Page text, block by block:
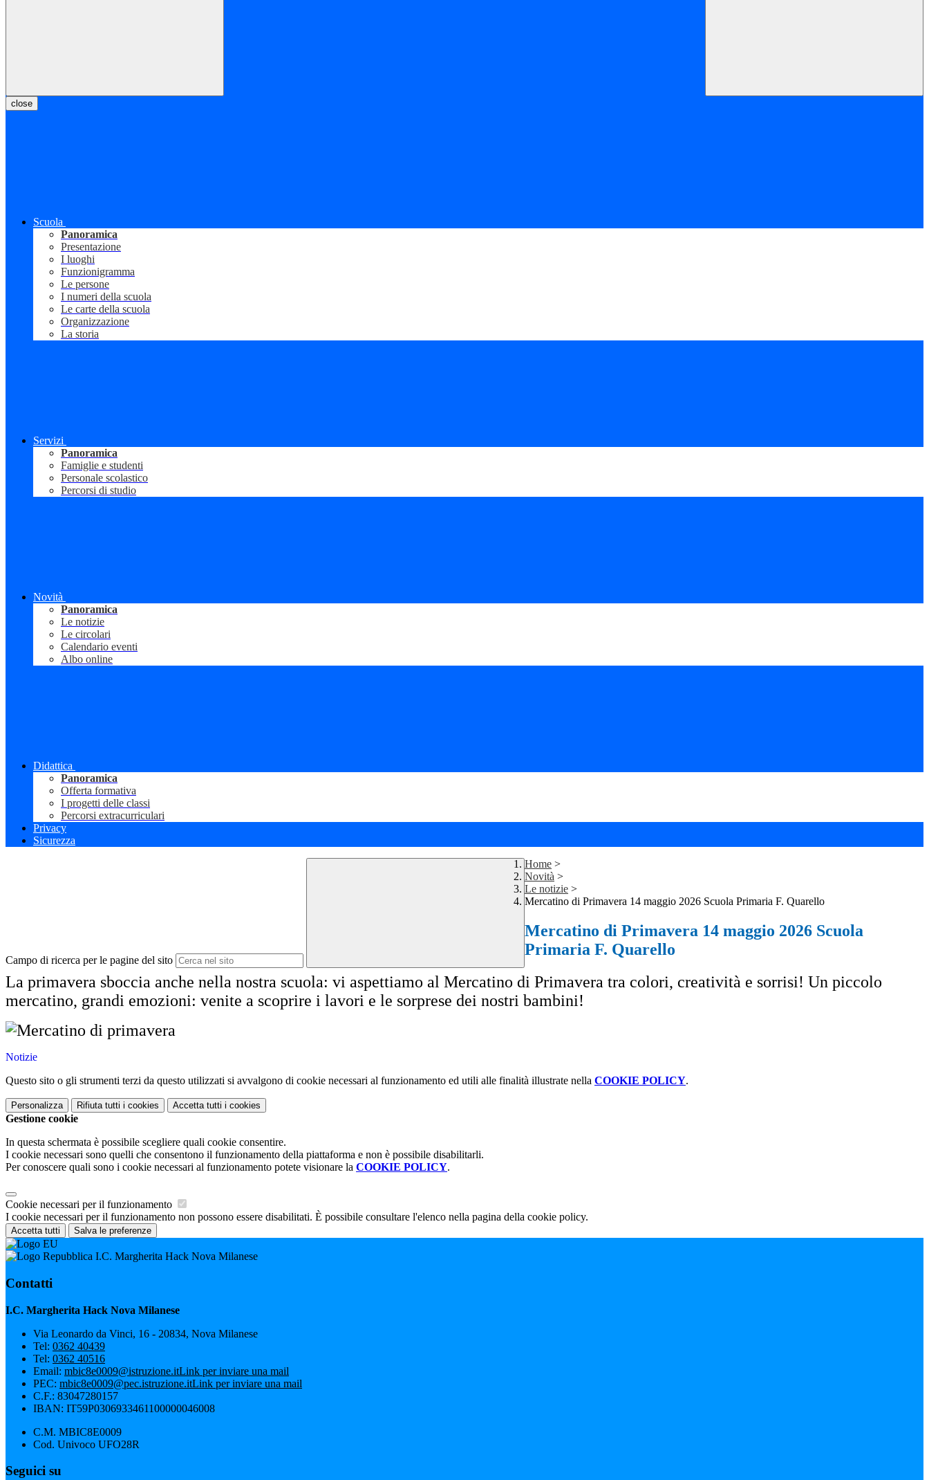
close
Scuola
Panoramica
Presentazione
I luoghi
Funzionigramma
Le persone
I numeri della scuola
Le carte della scuola
Organizzazione
La storia
Servizi
Panoramica
Famiglie e studenti
Personale scolastico
Percorsi di studio
Novità
Panoramica
Le notizie
Le circolari
Calendario eventi
Albo online
Didattica
Panoramica
Offerta formativa
I progetti delle classi
Percorsi extracurriculari
Privacy
Sicurezza
Campo di ricerca per le pagine del sito
Home >
Novità >
Le notizie >
Mercatino di Primavera 14 maggio 2026 Scuola Primaria F. Quarello
Mercatino di Primavera 14 maggio 2026 Scuola
Primaria F. Quarello
La primavera sboccia anche nella nostra scuola: vi aspettiamo al Mercatino di Primavera tra colori, creatività e sorrisi! Un piccolo
mercatino, grandi emozioni: venite a scoprire i lavori e le sorprese dei nostri bambini!
Notizie
Questo sito o gli strumenti terzi da questo utilizzati si avvalgono di cookie necessari al funzionamento ed utili alle finalità illustrate nella COOKIE POLICY.
Personalizza Rifiuta tutti i cookies Accetta tutti i cookies
Gestione cookie
In questa schermata è possibile scegliere quali cookie consentire.
I cookie necessari sono quelli che consentono il funzionamento della piattaforma e non è possibile disabilitarli.
Per conoscere quali sono i cookie necessari al funzionamento potete visionare la COOKIE POLICY.
Cookie necessari per il funzionamento
I cookie necessari per il funzionamento non possono essere disabilitati. È possibile consultare l'elenco nella pagina della cookie policy.
Accetta tutti Salva le preferenze
I.C. Margherita Hack Nova Milanese
Contatti
I.C. Margherita Hack Nova Milanese
Via Leonardo da Vinci, 16 - 20834, Nova Milanese
Tel: 0362 40439
Tel: 0362 40516
Email: mbic8e0009@istruzione.itLink per inviare una mail
PEC: mbic8e0009@pec.istruzione.itLink per inviare una mail
C.F.: 83047280157
IBAN: IT59P0306933461100000046008
C.M. MBIC8E0009
Cod. Univoco UFO28R
Seguici su